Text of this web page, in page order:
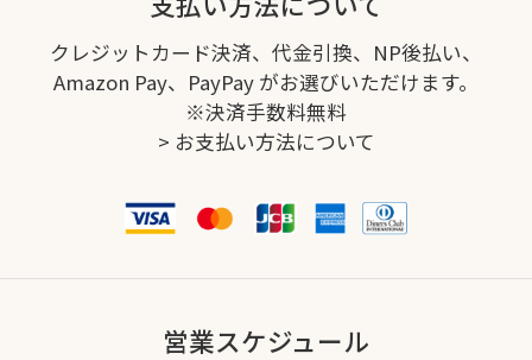
クレジットカード決済、代金引換、NP後払い、
Amazon Pay、PayPay がお選びいただけます。
※決済手数料無料
> お支払い方法について
営業スケジュール